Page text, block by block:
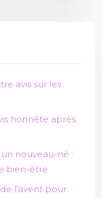
avis sur les
honnête après
nouveau-né :
bien-être
l’avent pour